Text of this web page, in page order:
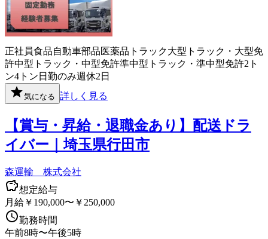
正社員食品自動車部品医薬品 トラック大型トラック・大型免
許中型トラック・中型免許準中型トラック・準中型免許2ト
ン4トン 日勤のみ週休2日
気になる 詳しく見る
【賞与・昇給・退職金あり】配送ドラ
イバー｜埼玉県行田市
森運輸 株式会社
想定給与
月給￥190,000〜￥250,000
勤務時間
午前8時〜午後5時